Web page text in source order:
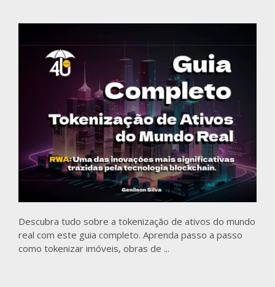
Descubra tudo sobre a tokenização de ativos do mundo
real com este guia completo. Aprenda passo a passo
como tokenizar imóveis, obras de ...